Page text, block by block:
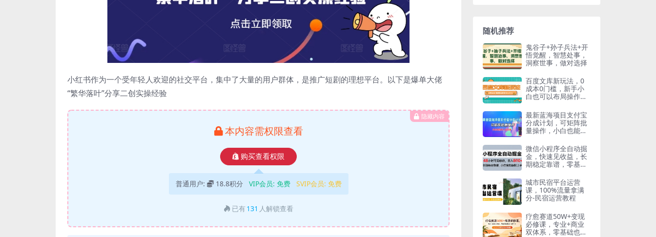
小红书作为一个受年轻人欢迎的社交平台，集中了大量的用户群体，是推广短剧的理想平台。以下是爆单大佬
“繁华落叶”分享二创实操经验
隐藏内容
本内容需权限查看
购买查看权限
普通用户: 18.8积分 VIP会员: 免费 SVIP会员: 免费
已有 131 人解锁查看
随机推荐
鬼谷子+孙子兵法+开
悟觉醒，智慧处事，
洞察世事，做对选择
百度文库新玩法，0
成本0门槛，新手小
白也可以布局操作，
最新蓝海项目支付宝
分成计划，可矩阵批
量操作，小白也能月
微信小程序全自动掘
金，快速见收益，长
期稳定靠谱，零基础
秘】
城市民宿平台运营
课，100%流量拿满
分-民宿运营教程
疗愈赛道50W+变现
必修课，专业+商业
双体系，零基础也能